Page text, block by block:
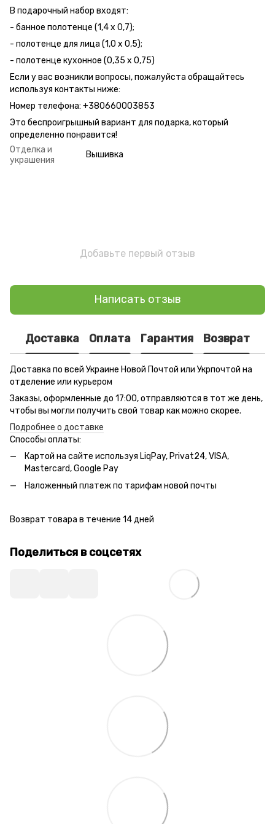
В подарочный набор входят:
- банное полотенце (1,4 x 0,7);
- полотенце для лица (1,0 x 0,5);
- полотенце кухонное (0,35 x 0,75)
Если у вас возникли вопросы, пожалуйста обращайтесь
используя контакты ниже:
Номер телефона: +380660003853
Это беспроигрышный вариант для подарка, который
определенно понравится!
Отделка и
украшения
Вышивка
Добавьте первый отзыв
Написать отзыв
Доставка Оплата Гарантия Возврат
Доставка по всей Украине Новой Почтой или Укрпочтой на
отделение или курьером
Заказы, оформленные до 17:00, отправляются в тот же день,
чтобы вы могли получить свой товар как можно скорее.
Подробнее о доставке
Способы оплаты:
Картой на сайте используя LiqPay, Privat24, VISA,
Mastercard, Google Pay
Наложенный платеж по тарифам новой почты
Возврат товара в течение 14 дней
Поделиться в соцсетях